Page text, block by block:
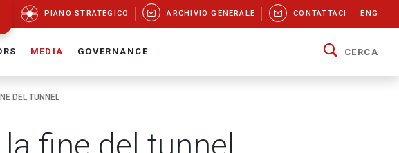
PIANO STRATEGICO ARCHIVIO GENERALE CONTATTACI ENG
MEDIA GOVERNANCE CERCA
DEL TUNNEL
fine del tunnel